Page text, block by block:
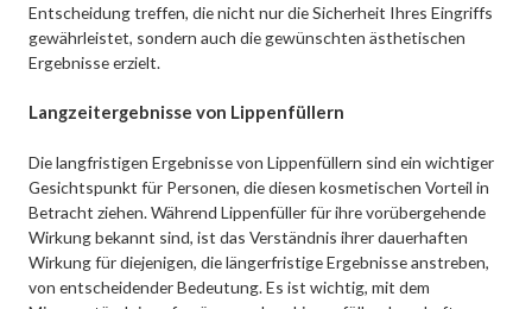
Entscheidung treffen, die nicht nur die Sicherheit Ihres Eingriffs
gewährleistet, sondern auch die gewünschten ästhetischen
Ergebnisse erzielt.
Langzeitergebnisse von Lippenfüllern
Die langfristigen Ergebnisse von Lippenfüllern sind ein wichtiger
Gesichtspunkt für Personen, die diesen kosmetischen Vorteil in
Betracht ziehen. Während Lippenfüller für ihre vorübergehende
Wirkung bekannt sind, ist das Verständnis ihrer dauerhaften
Wirkung für diejenigen, die längerfristige Ergebnisse anstreben,
von entscheidender Bedeutung. Es ist wichtig, mit dem